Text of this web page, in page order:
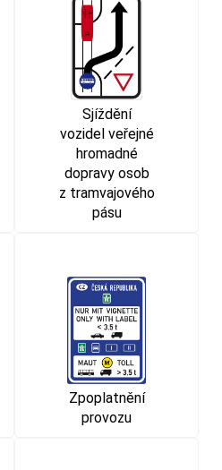
Sjíždění
vozidel veřejné
hromadné
dopravy osob
z tramvajového
pásu
Zpoplatnění
provozu